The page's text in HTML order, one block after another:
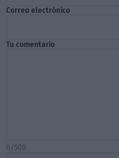
Correo electrónico
Tu comentario
0/500